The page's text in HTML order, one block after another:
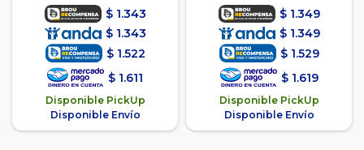
$ 1.343
$ 1.343
$ 1.522
$ 1.611
Disponible PickUp
Disponible Envío
$ 1.349
$ 1.349
$ 1.529
$ 1.619
Disponible PickUp
Disponible Envío